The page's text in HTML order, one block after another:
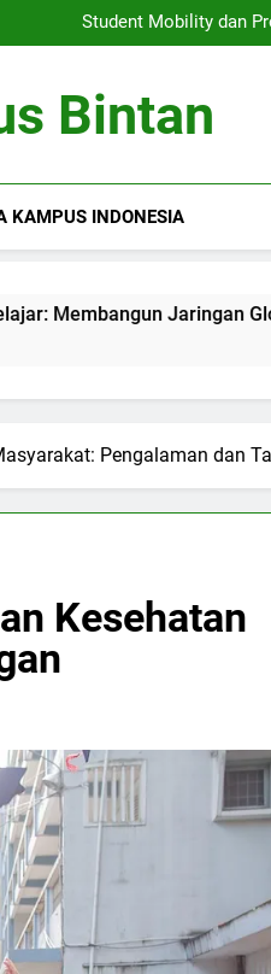
Student Mobility dan
Meningkatkan Soft
Student Mobility dan
Meningkatkan Soft
Bintan
KAMPUS INDONESIA
Jaringan Global di
Pengalaman dan
Kesehatan